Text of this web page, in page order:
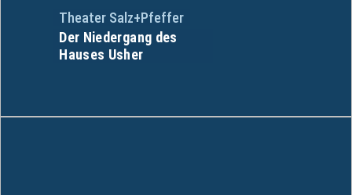
Theater Salz+Pfeffer
Der Niedergang des
Hauses Usher